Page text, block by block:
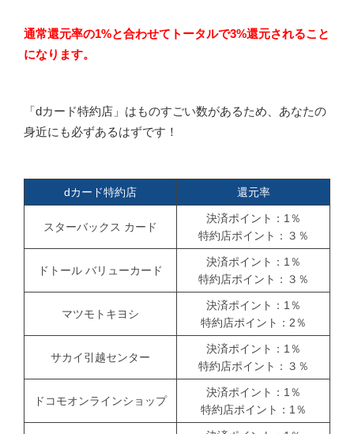
通常還元率の1%と合わせてトータルで3%還元されること
になります。
「dカード特約店」はものすごい数があるため、あなたの
身近にも必ずあるはずです！
dカード特約店 還元率
スターバックス カード
決済ポイント：1％
特約店ポイント：３％
ドトール バリューカード
決済ポイント：1％
特約店ポイント：３％
マツモトキヨシ
決済ポイント：1％
特約店ポイント：2％
サカイ引越センター
決済ポイント：1％
特約店ポイント：３％
ドコモオンラインショップ
決済ポイント：1％
特約店ポイント：1％